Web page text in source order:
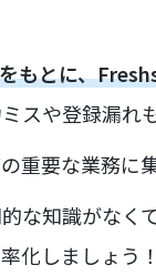
もとに、
スや登録漏れ
重要な業務に
な知識がなく
化しましょう！